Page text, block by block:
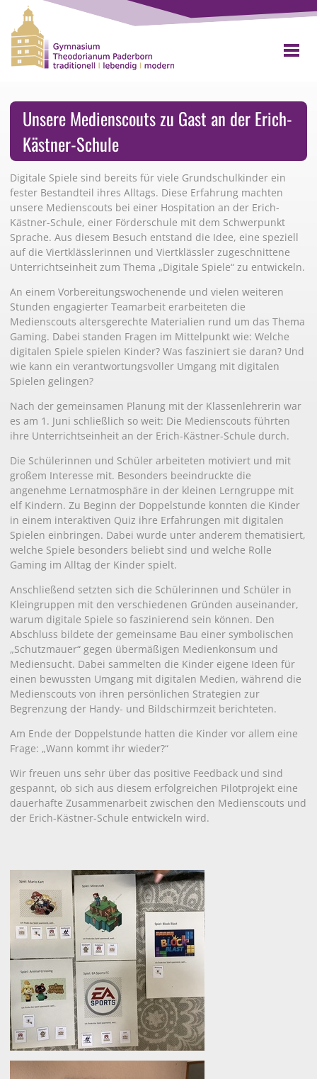
Unsere Medienscouts zu Gast an der Erich-
Kästner-Schule
Digitale Spiele sind bereits für viele Grundschulkinder ein
fester Bestandteil ihres Alltags. Diese Erfahrung machten
unsere Medienscouts bei einer Hospitation an der Erich-
Kästner-Schule, einer Förderschule mit dem Schwerpunkt
Sprache. Aus diesem Besuch entstand die Idee, eine speziell
auf die Viertklässlerinnen und Viertklässler zugeschnittene
Unterrichtseinheit zum Thema „Digitale Spiele“ zu entwickeln.
An einem Vorbereitungswochenende und vielen weiteren
Stunden engagierter Teamarbeit erarbeiteten die
Medienscouts altersgerechte Materialien rund um das Thema
Gaming. Dabei standen Fragen im Mittelpunkt wie: Welche
digitalen Spiele spielen Kinder? Was fasziniert sie daran? Und
wie kann ein verantwortungsvoller Umgang mit digitalen
Spielen gelingen?
Nach der gemeinsamen Planung mit der Klassenlehrerin war
es am 1. Juni schließlich so weit: Die Medienscouts führten
ihre Unterrichtseinheit an der Erich-Kästner-Schule durch.
Die Schülerinnen und Schüler arbeiteten motiviert und mit
großem Interesse mit. Besonders beeindruckte die
angenehme Lernatmosphäre in der kleinen Lerngruppe mit
elf Kindern. Zu Beginn der Doppelstunde konnten die Kinder
in einem interaktiven Quiz ihre Erfahrungen mit digitalen
Spielen einbringen. Dabei wurde unter anderem thematisiert,
welche Spiele besonders beliebt sind und welche Rolle
Gaming im Alltag der Kinder spielt.
Anschließend setzten sich die Schülerinnen und Schüler in
Kleingruppen mit den verschiedenen Gründen auseinander,
warum digitale Spiele so faszinierend sein können. Den
Abschluss bildete der gemeinsame Bau einer symbolischen
„Schutzmauer“ gegen übermäßigen Medienkonsum und
Mediensucht. Dabei sammelten die Kinder eigene Ideen für
einen bewussten Umgang mit digitalen Medien, während die
Medienscouts von ihren persönlichen Strategien zur
Begrenzung der Handy- und Bildschirmzeit berichteten.
Am Ende der Doppelstunde hatten die Kinder vor allem eine
Frage: „Wann kommt ihr wieder?“
Wir freuen uns sehr über das positive Feedback und sind
gespannt, ob sich aus diesem erfolgreichen Pilotprojekt eine
dauerhafte Zusammenarbeit zwischen den Medienscouts und
der Erich-Kästner-Schule entwickeln wird.